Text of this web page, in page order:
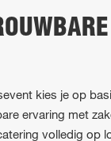
kies je op
ervaring met
volledig op